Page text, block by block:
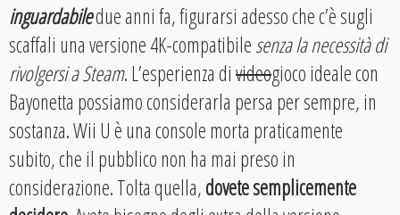
inguardabiledue anni fa, figurarsi adesso che c’è sugli
scaffali una versione 4K-compatibilesenza la necessità di
rivolgersi a Steam. L’esperienza divideogioco ideale con
Bayonetta possiamo considerarla persa per sempre, in
sostanza. Wii U è una console morta praticamente
subito, che il pubblico non ha mai preso in
considerazione. Tolta quella,dovete semplicemente